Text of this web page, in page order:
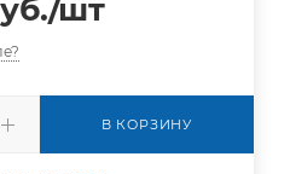
/шт
В КОРЗИНУ